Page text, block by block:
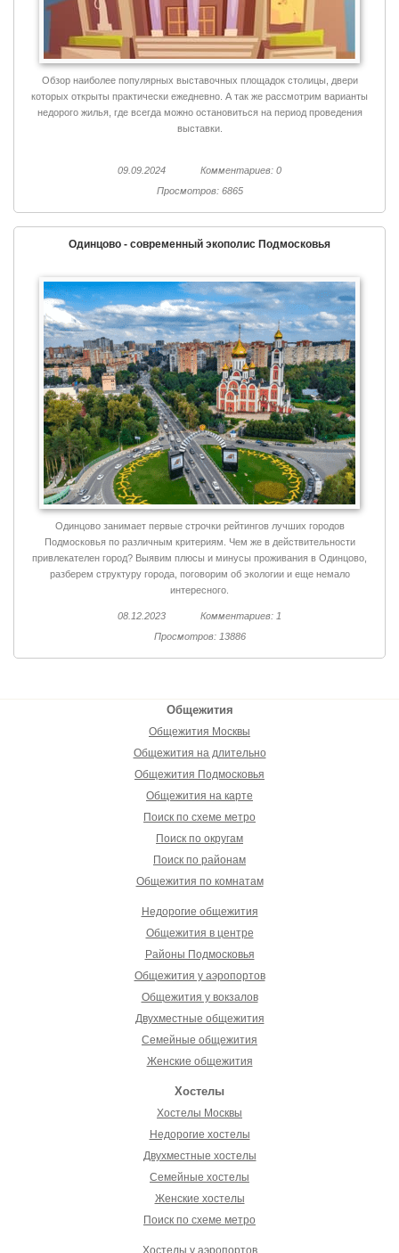
Обзор наиболее популярных выставочных площадок столицы, двери
которых открыты практически ежедневно. А так же рассмотрим варианты
недорого жилья, где всегда можно остановиться на период проведения
выставки.
09.09.2024
Комментариев: 0
Просмотров: 6865
Одинцово - современный экополис Подмосковья
Одинцово занимает первые строчки рейтингов лучших городов
Подмосковья по различным критериям. Чем же в действительности
привлекателен город? Выявим плюсы и минусы проживания в Одинцово,
разберем структуру города, поговорим об экологии и еще немало
интересного.
08.12.2023
Комментариев: 1
Просмотров: 13886
Общежития
Общежития Москвы
Общежития на длительно
Общежития Подмосковья
Общежития на карте
Поиск по схеме метро
Поиск по округам
Поиск по районам
Общежития по комнатам
Недорогие общежития
Общежития в центре
Районы Подмосковья
Общежития у аэропортов
Общежития у вокзалов
Двухместные общежития
Семейные общежития
Женские общежития
Хостелы
Хостелы Москвы
Недорогие хостелы
Двухместные хостелы
Семейные хостелы
Женские хостелы
Поиск по схеме метро
Хостелы у аэропортов